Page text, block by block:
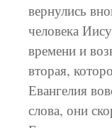
вернулись
человека
времени и
вторая,
Евангелия
слова, они